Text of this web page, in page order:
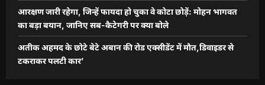
आरक्षण जारी रहेगा, जिन्हें फायदा हो चुका वे कोटा छोड़ें: मोहन भागवत
का बड़ा बयान, जानिए सब-कैटेगरी पर क्या बोले
अतीक अहमद के छोटे बेटे अबान की रोड एक्सीडेंट में मौत,डिवाइडर से
टकराकर पलटी कार’